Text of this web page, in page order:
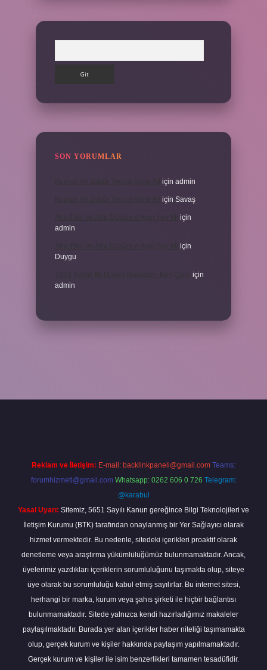
SON YORUMLAR
için admin
için Savaş
için
admin
için
Duygu
için
admin
Reklam ve İletişim: E-mail: backlinkpaneli@gmail.com Teams:
forumhizmeti@gmail.com Whatsapp: 0262 606 0 726 Telegram:
@karabul
Yasal Uyarı: Sitemiz, 5651 Sayılı Kanun gereğince Bilgi Teknolojileri ve
İletişim Kurumu (BTK) tarafından onaylanmış bir Yer Sağlayıcı olarak
hizmet vermektedir. Bu nedenle, sitedeki içerikleri proaktif olarak
denetleme veya araştırma yükümlülüğümüz bulunmamaktadır. Ancak,
üyelerimiz yazdıkları içeriklerin sorumluluğunu taşımakta olup, siteye
üye olarak bu sorumluluğu kabul etmiş sayılırlar. Bu internet sitesi,
herhangi bir marka, kurum veya şahıs şirketi ile hiçbir bağlantısı
bulunmamaktadır. Sitede yalnızca kendi hazırladığımız makaleler
paylaşılmaktadır. Burada yer alan içerikler haber niteliği taşımamakta
olup, gerçek kurum ve kişiler hakkında paylaşım yapılmamaktadır.
Gerçek kurum ve kişiler ile isim benzerlikleri tamamen tesadüfidir.